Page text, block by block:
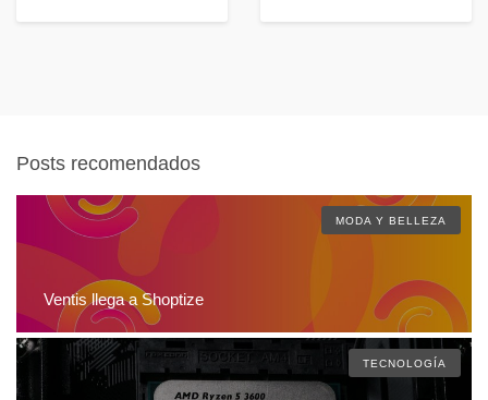
Posts recomendados
MODA Y BELLEZA
Ventis llega a Shoptize
TECNOLOGÍA